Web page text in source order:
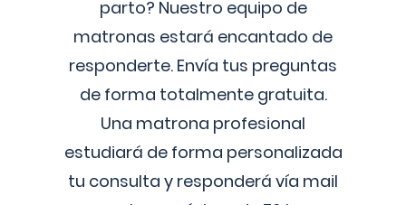
parto? Nuestro equipo de
matronas estará encantado de
responderte. Envía tus preguntas
de forma totalmente gratuita.
Una matrona profesional
estudiará de forma personalizada
tu consulta y responderá vía mail